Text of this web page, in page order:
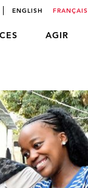
ENGLISH FRANÇAIS
AGIR